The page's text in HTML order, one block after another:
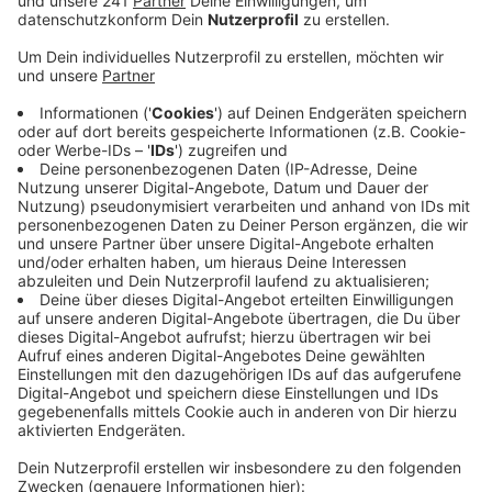
entstehen können. Alternativ müssten die in einem
anderen Hallenbad entstehen.
Veröffentlicht:Freitag, 19.06.2020 09:15
Anzeige
Die Verwaltung hatte alternativ einen Neubau des
Römerbads vorgeschlagen, das denkmalgeschützte
Frankenbad wäre dann anders genutzt worden. Diese
Version wird nach der Entscheidung nicht geprüft, die
Entscheidung fiel mit einer Stimme Mehrheit für das
Frankenbad aus. Ansonsten folgte der Rat dem
Bäderkonzept der Stadtverwaltung. Das sieht vor,
dass in jedem der vier Bonner Stadtbezirke ein
Hallenbad und ein Freibad erhalten bleibt.
DoS